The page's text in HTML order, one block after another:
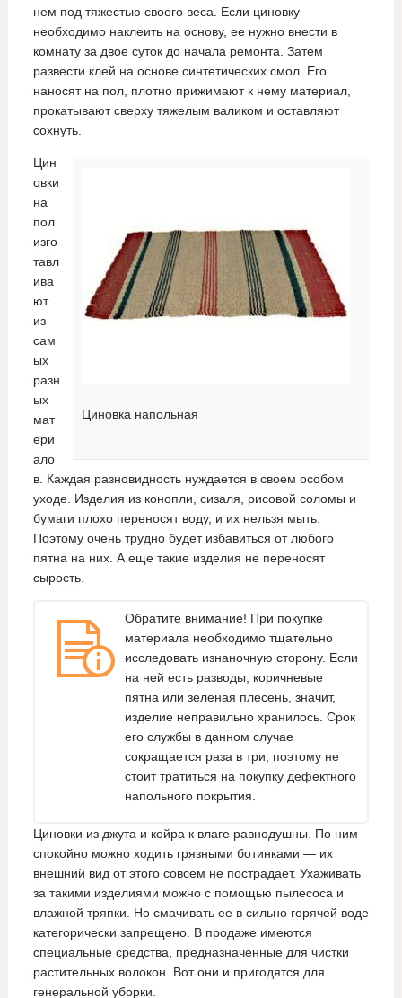
нем под тяжестью своего веса. Если циновку
необходимо наклеить на основу, ее нужно внести в
комнату за двое суток до начала ремонта. Затем
развести клей на основе синтетических смол. Его
наносят на пол, плотно прижимают к нему материал,
прокатывают сверху тяжелым валиком и оставляют
сохнуть.
Циновка напольная
Цин
овки
на
пол
изго
тавл
ива
ют
из
сам
ых
разн
ых
мат
ери
ало
в. Каждая разновидность нуждается в своем особом
уходе. Изделия из конопли, сизаля, рисовой соломы и
бумаги плохо переносят воду, и их нельзя мыть.
Поэтому очень трудно будет избавиться от любого
пятна на них. А еще такие изделия не переносят
сырость.
Обратите внимание! При покупке
материала необходимо тщательно
исследовать изнаночную сторону. Если
на ней есть разводы, коричневые
пятна или зеленая плесень, значит,
изделие неправильно хранилось. Срок
его службы в данном случае
сокращается раза в три, поэтому не
стоит тратиться на покупку дефектного
напольного покрытия.
Циновки из джута и койра к влаге равнодушны. По ним
спокойно можно ходить грязными ботинками — их
внешний вид от этого совсем не пострадает. Ухаживать
за такими изделиями можно с помощью пылесоса и
влажной тряпки. Но смачивать ее в сильно горячей воде
категорически запрещено. В продаже имеются
специальные средства, предназначенные для чистки
растительных волокон. Вот они и пригодятся для
генеральной уборки.